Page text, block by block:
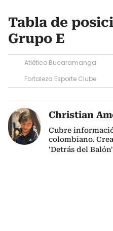
Tabla de
Grupo E
Atlético Bucaramanga
Fortaleza Esporte Clube
Christian
Cubre
colombiano.
'Detrás del Balón'